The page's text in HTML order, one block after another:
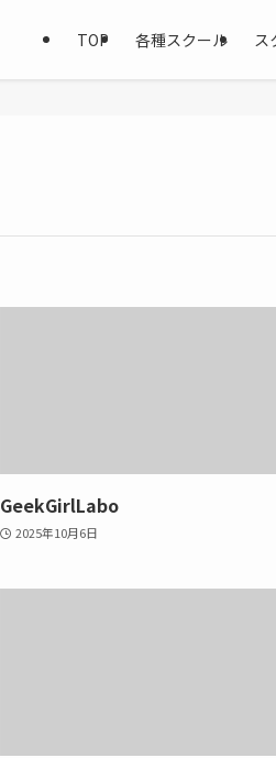
TOP 各種スクール ス
GeekGirlLabo
2025年10月6日